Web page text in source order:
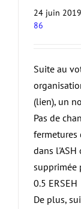
24 juin 2019
86
Suite au
(lien), un
Pas de
fermetures
dans l'ASH
supprimée
0.5 ERSEH
De plus,